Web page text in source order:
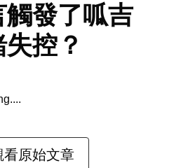
觸發了呱吉
控？
看原始文章